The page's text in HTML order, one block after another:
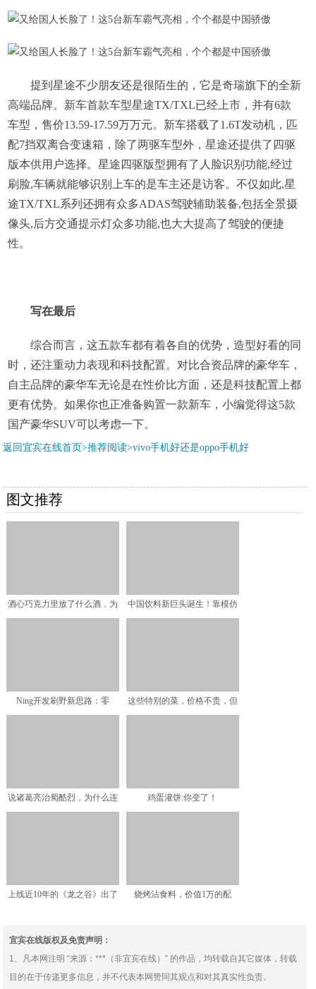
提到星途不少朋友还是很陌生的，它是奇瑞旗下的全新
高端品牌。新车首款车型星途TX/TXL已经上市，并有6款
车型，售价13.59-17.59万万元。新车搭载了1.6T发动机，匹
配7挡双离合变速箱，除了两驱车型外，星途还提供了四驱
版本供用户选择。星途四驱版型拥有了人脸识别功能,经过
刷脸,车辆就能够识别上车的是车主还是访客。不仅如此,星
途TX/TXL系列还拥有众多ADAS驾驶辅助装备,包括全景摄
像头,后方交通提示灯众多功能,也大大提高了驾驶的便捷
性。
写在最后
综合而言，这五款车都有着各自的优势，造型好看的同
时，还注重动力表现和科技配置。对比合资品牌的豪华车，
自主品牌的豪华车无论是在性价比方面，还是科技配置上都
更有优势。如果你也正准备购置一款新车，小编觉得这5款
国产豪华SUV可以考虑一下。
返回宜宾在线首页>推荐阅读>vivo手机好还是oppo手机好
图文推荐
酒心巧克力里放了什么酒，为
中国饮料新巨头诞生！靠模仿
Ning开发刷野新思路：零
这些特别的菜，价格不贵，但
说诸葛亮治蜀酷烈，为什么连
鸡蛋灌饼:你变了！
上线近10年的《龙之谷》出了
烧烤沾食料，价值1万的配
宜宾在线版权及免责声明：
1、凡本网注明 “来源：***（非宜宾在线）” 的作品，均转载自其它媒体，转载
目的在于传递更多信息，并不代表本网赞同其观点和对其真实性负责。